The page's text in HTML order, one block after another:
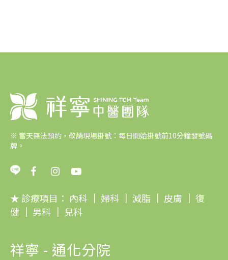
※ 當天無法預約，敬請現場掛號：每日開始掛號前10分鐘發號碼
牌。
★ 診療項目： 內科 ｜ 婦科 ｜ 減脂 ｜ 皮膚 ｜ 復
健 ｜ 男科 ｜ 兒科
祥寧 - 通化分院